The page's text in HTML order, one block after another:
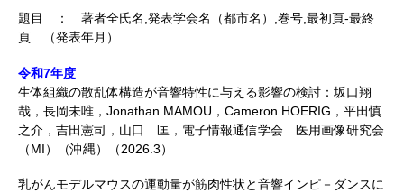
題目 ： 著者全氏名,発表学会名（都市名）,巻号,最初頁-最終
頁 （発表年月）
令和7年度
生体組織の散乱体構造が音響特性に与える影響の検討：坂口翔
哉，長岡未唯，Jonathan MAMOU，Cameron HOERIG，平田慎
之介，吉田憲司，山口 匡，電子情報通信学会 医用画像研究会
（MI）（沖縄）（2026.3）
乳がんモデルマウスの運動量が筋肉性状と音響インピ－ダンスに